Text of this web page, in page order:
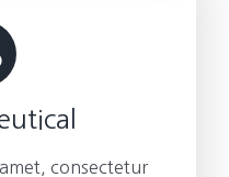
consectetur